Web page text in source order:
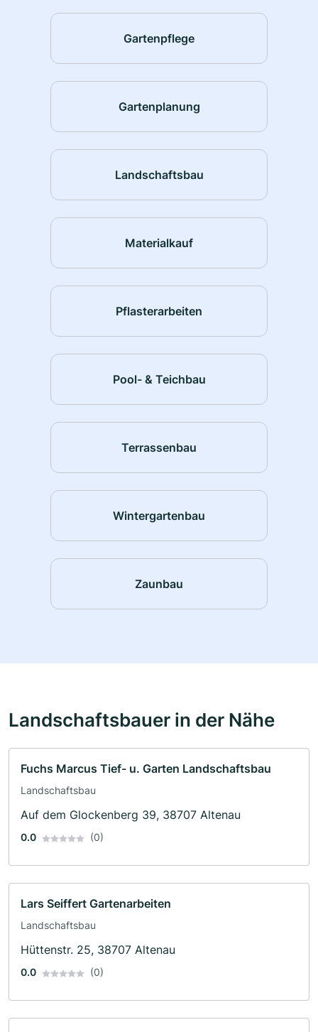
Gartenpflege
Gartenplanung
Landschaftsbau
Materialkauf
Pflasterarbeiten
Pool- & Teichbau
Terrassenbau
Wintergartenbau
Zaunbau
Landschaftsbauer in der Nähe
Fuchs Marcus Tief- u. Garten Landschaftsbau
Landschaftsbau
Auf dem Glockenberg 39, 38707 Altenau
0.0 (0)
Lars Seiffert Gartenarbeiten
Landschaftsbau
Hüttenstr. 25, 38707 Altenau
0.0 (0)